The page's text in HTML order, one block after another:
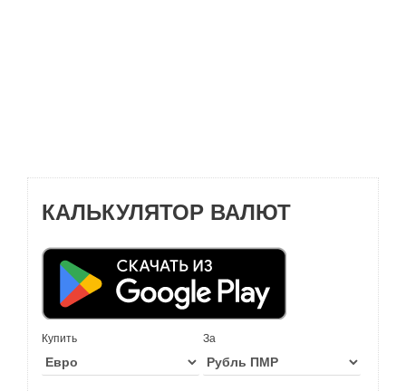
КАЛЬКУЛЯТОР ВАЛЮТ
Купить За